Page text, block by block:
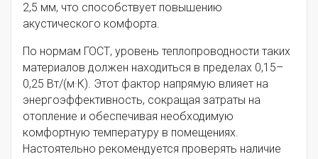
2,5 мм, что способствует повышению
акустического комфорта.
По нормам ГОСТ, уровень теплопроводности таких
материалов должен находиться в пределах 0,15–
0,25 Вт/(м·К). Этот фактор напрямую влияет на
энергоэффективность, сокращая затраты на
отопление и обеспечивая необходимую
комфортную температуру в помещениях.
Настоятельно рекомендуется проверять наличие